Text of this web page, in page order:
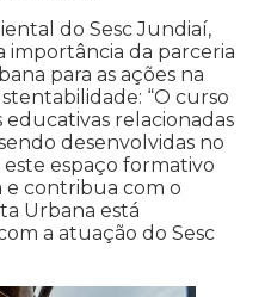
do Sesc Jundiaí,
importância da parceria
para as ações na
“O curso
educativas relacionadas
desenvolvidas no
espaço formativo
e contribua com o
Urbana está
a atuação do Sesc